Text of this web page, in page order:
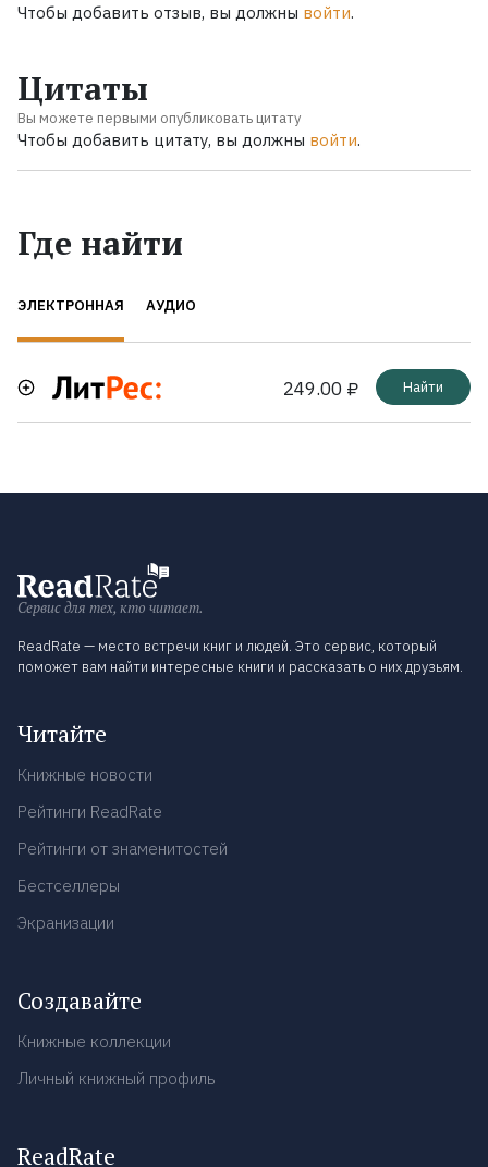
Чтобы добавить отзыв, вы должны войти.
Цитаты
Вы можете первыми опубликовать цитату
Чтобы добавить цитату, вы должны войти.
Где найти
ЭЛЕКТРОННАЯ АУДИО
249.00 ₽ Найти
Сервис для тех, кто читает.
ReadRate — место встречи книг и людей. Это сервис, который
поможет вам найти интересные книги и рассказать о них друзьям.
Читайте
Книжные новости
Рейтинги ReadRate
Рейтинги от знаменитостей
Бестселлеры
Экранизации
Создавайте
Книжные коллекции
Личный книжный профиль
ReadRate